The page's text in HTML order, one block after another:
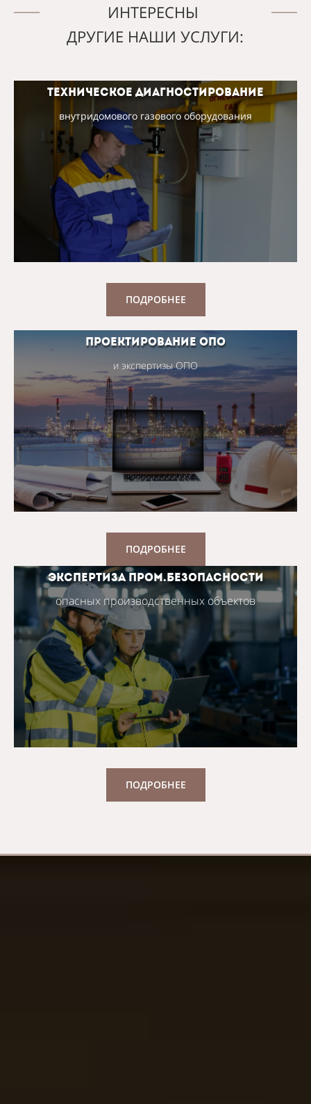
ИНТЕРЕСНЫ
ДРУГИЕ НАШИ УСЛУГИ:
Техническое диагностирование
внутридомового газового оборудования
ПОДРОБНЕЕ
проектирование оПО
и экспертизы ОПО
ПОДРОБНЕЕ
ЭКСПЕРТИЗА ПРОМ.БЕЗОПАСНОСТИ
опасных производственных объектов
ПОДРОБНЕЕ